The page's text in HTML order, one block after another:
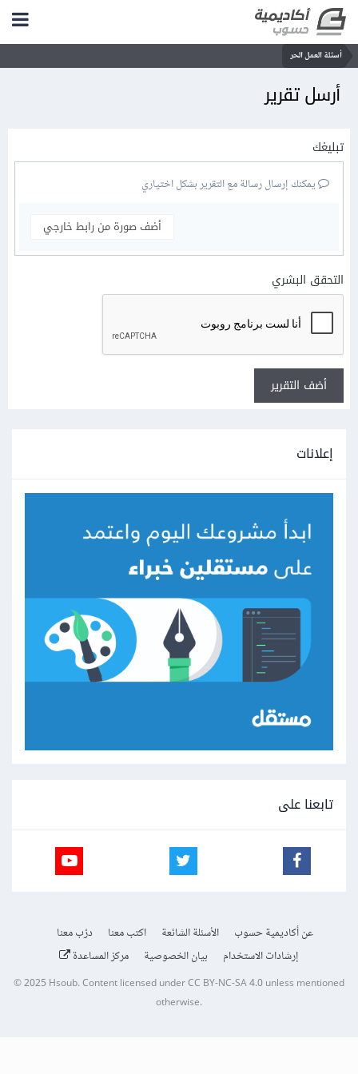
أسئلة العمل الحر
أرسل تقرير
تبليغك
يمكنك إرسال رسالة مع التقرير بشكل اختياري
أضف صورة من رابط خارجي
التحقق البشري
أضف التقرير
إعلانات
تابعنا على
عن أكاديمية حسوب الأسئلة الشائعة اكتب معنا
درّب معنا
إرشادات الاستخدام
بيان الخصوصية مركز المساعدة
© 2025 Hsoub.Content licensed underCC BY-NC-SA 4.0unless mentioned
otherwise.